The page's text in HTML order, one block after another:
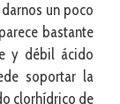
un poco
bastante
y débil ácido
soportar la
clorhídrico de